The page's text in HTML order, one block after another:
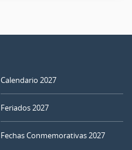
Calendario 2027
Feriados 2027
Fechas Conmemorativas 2027